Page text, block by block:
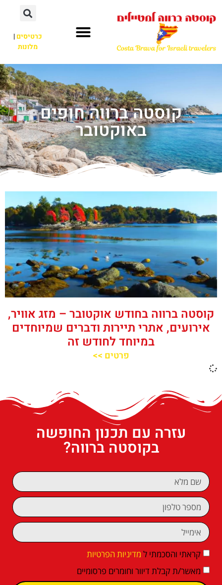
כרטיסים|
מלונות
קוסטה ברווה חופים
באוקטובר
קוסטה ברווה בחודש אוקטובר – מזג אוויר,
אירועים, אתרי תיירות ודברים שמיוחדים
במיוחד לחודש זה
פרטים >>
עזרה עם תכנון החופשה
בקוסטה ברווה?
קראתי והסכמתי ל מדיניות הפרטיות
מאשר/ת קבלת דיוור וחומרים פרסומיים